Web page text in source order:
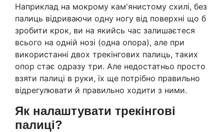
Наприклад на мокрому кам'янистому схилі, без
палиць відриваючи одну ногу від поверхні що б
зробити крок, ви на якийсь час залишаєтеся
всього на одній нозі (одна опора), але при
використанні двох трекінгових палиць, таких
опор стає одразу три. Але недостатньо просто
взяти палиці в руки, їх ще потрібно правильно
відрегулювати й правильно ходити з ними.
Як налаштувати трекінгові
палиці?